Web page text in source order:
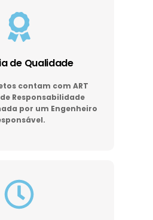
de Qualidade
contam com ART
Responsabilidade
por um Engenheiro